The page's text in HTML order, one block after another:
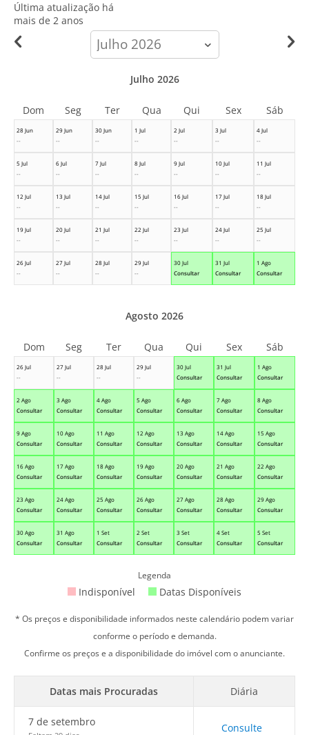
Última atualização há
mais de 2 anos
calendar-
month
28 Jun
--
29 Jun
--
30 Jun
--
1 Jul
--
2 Jul
--
3 Jul
--
4 Jul
--
5 Jul
--
6 Jul
--
7 Jul
--
8 Jul
--
9 Jul
--
10 Jul
--
11 Jul
--
12 Jul
--
13 Jul
--
14 Jul
--
15 Jul
--
16 Jul
--
17 Jul
--
18 Jul
--
19 Jul
--
20 Jul
--
21 Jul
--
22 Jul
--
23 Jul
--
24 Jul
--
25 Jul
--
26 Jul
--
27 Jul
--
28 Jul
--
29 Jul
--
30 Jul
Consultar
31 Jul
Consultar
1 Ago
Consultar
Julho 2026
Dom Seg Ter Qua Qui Sex Sáb
26 Jul
--
27 Jul
--
28 Jul
--
29 Jul
--
30 Jul
Consultar
31 Jul
Consultar
1 Ago
Consultar
2 Ago
Consultar
3 Ago
Consultar
4 Ago
Consultar
5 Ago
Consultar
6 Ago
Consultar
7 Ago
Consultar
8 Ago
Consultar
9 Ago
Consultar
10 Ago
Consultar
11 Ago
Consultar
12 Ago
Consultar
13 Ago
Consultar
14 Ago
Consultar
15 Ago
Consultar
16 Ago
Consultar
17 Ago
Consultar
18 Ago
Consultar
19 Ago
Consultar
20 Ago
Consultar
21 Ago
Consultar
22 Ago
Consultar
23 Ago
Consultar
24 Ago
Consultar
25 Ago
Consultar
26 Ago
Consultar
27 Ago
Consultar
28 Ago
Consultar
29 Ago
Consultar
30 Ago
Consultar
31 Ago
Consultar
1 Set
Consultar
2 Set
Consultar
3 Set
Consultar
4 Set
Consultar
5 Set
Consultar
Agosto 2026
Dom Seg Ter Qua Qui Sex Sáb
Legenda
Indisponível Datas Disponíveis
* Os preços e disponibilidade informados neste calendário podem variar
conforme o período e demanda.
Confirme os preços e a disponibilidade do imóvel com o anunciante.
Datas mais Procuradas Diária
7 de setembro Consulte